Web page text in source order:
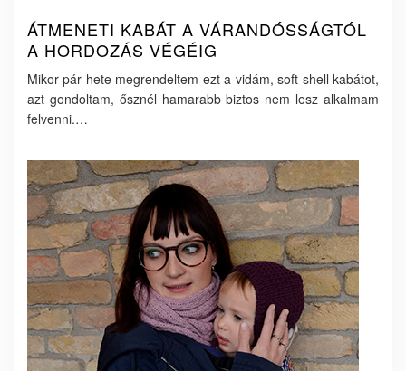
ÁTMENETI KABÁT A VÁRANDÓSSÁGTÓL
A HORDOZÁS VÉGÉIG
Mikor pár hete megrendeltem ezt a vidám, soft shell kabátot,
azt gondoltam, ősznél hamarabb biztos nem lesz alkalmam
felvenni.…